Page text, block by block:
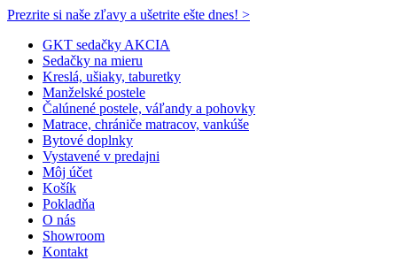
Prezrite si naše zľavy a ušetrite ešte dnes! >​
GKT sedačky AKCIA
Sedačky na mieru
Kreslá, ušiaky, taburetky
Manželské postele
Čalúnené postele, váľandy a pohovky
Matrace, chrániče matracov, vankúše
Bytové doplnky
Vystavené v predajni
Môj účet
Košík
Pokladňa
O nás
Showroom
Kontakt